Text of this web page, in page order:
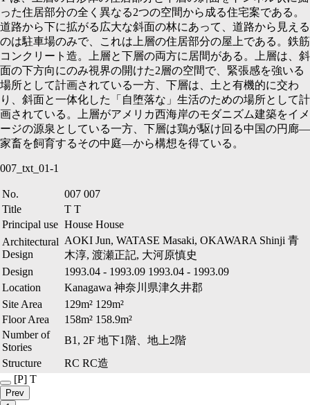
った住居部分の全く異なる2つの空間から成る住宅案である。
道路から下に拡がる広大な斜面の林にあって、道路から見える
のは駐車場のみで、これは上層の住居部分の屋上である。鉄筋
コンクリート造。上層と下層の両方に居間がある。上層は、斜
面の下方向にのみ視界の開けた2層の空間で、緊張感を強いる
場所として計画されている一方、下層は、土と有機的に交わ
り、斜面と一体化した「自堕落な」生活のための場所として計
画されている。上層がアメリカ西海岸のモダニズム建築をイメ
ージの源泉としている一方、下層は鶏が駆け回る中国の円廊—
家畜を飼育するその中庭—から構想を得ている。
007_txt_01-1
No. 007 007
Title
T T
Principal use House House
Architectural
Design
AOKI Jun, WATASE Masaki, OKAWARA Shinji 青
木淳, 渡瀬正記, 大河原慎史
Design
1993.04 - 1993.09 1993.04 - 1993.09
Location
Kanagawa 神奈川県津久井郡
Site Area
129m² 129m²
Floor Area
158m² 158.9m²
Number of
Stories
B1, 2F 地下1階、地上2階
Structure
RC RC造
[P] T
Prev